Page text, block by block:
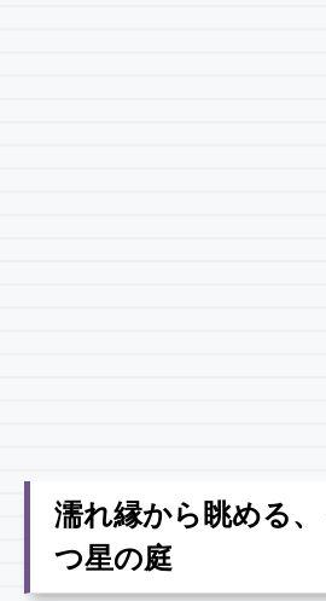
濡れ縁から眺める
つ星の庭